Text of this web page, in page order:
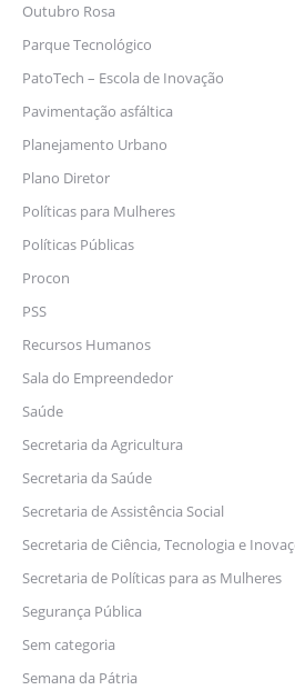
Outubro Rosa
Parque Tecnológico
PatoTech – Escola de Inovação
Pavimentação asfáltica
Planejamento Urbano
Plano Diretor
Políticas para Mulheres
Políticas Públicas
Procon
PSS
Recursos Humanos
Sala do Empreendedor
Saúde
Secretaria da Agricultura
Secretaria da Saúde
Secretaria de Assistência Social
Secretaria de Ciência, Tecnologia e
Secretaria de Políticas para as Mulheres
Segurança Pública
Sem categoria
Semana da Pátria